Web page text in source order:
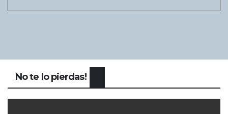
No te lo pierdas!